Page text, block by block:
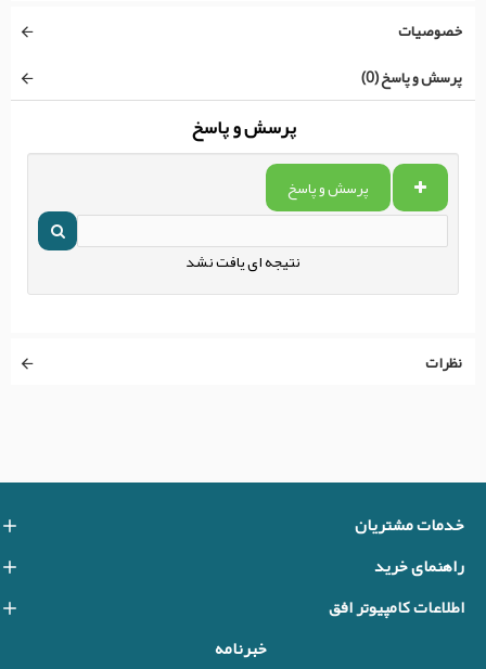
خصوصیات
پرسش و پاسخ (0)
پرسش و پاسخ
پرسش و پاسخ
نتیجه ای یافت نشد
نظرات
خدمات مشتریان
راهنمای خرید
اطلاعات کامپیوتر افق
خبرنامه